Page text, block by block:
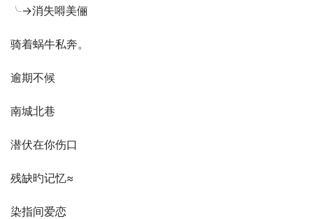
╰→消失嘚美俪
骑着蜗牛私奔。
逾期不候
南城北巷
潜伏在你伤口
残缺旳记忆≈
染指间爱恋